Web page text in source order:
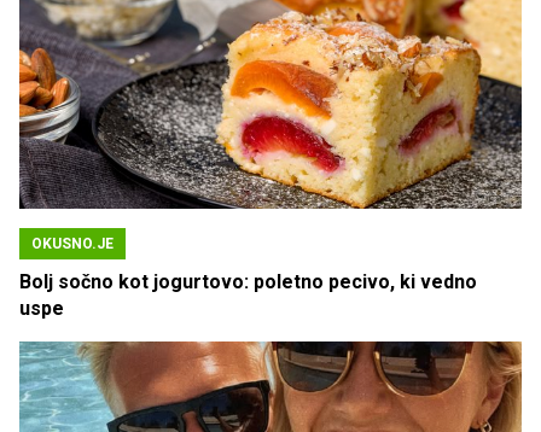
OKUSNO.JE
Bolj sočno kot jogurtovo: poletno pecivo, ki vedno
uspe